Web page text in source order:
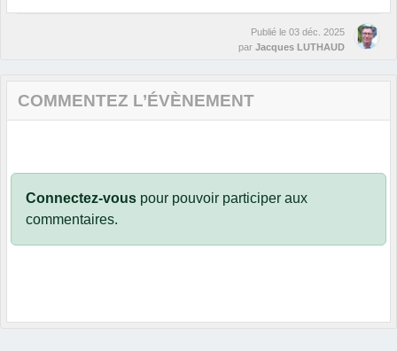
Publié le 03 déc. 2025
par Jacques LUTHAUD
COMMENTEZ L’ÉVÈNEMENT
Connectez-vous pour pouvoir participer aux
commentaires.